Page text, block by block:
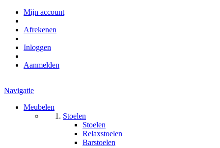
Mijn account
Afrekenen
Inloggen
Aanmelden
Navigatie
Meubelen
Stoelen
Stoelen
Relaxstoelen
Barstoelen